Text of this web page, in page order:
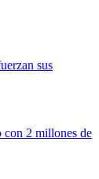
sus
2 millones de